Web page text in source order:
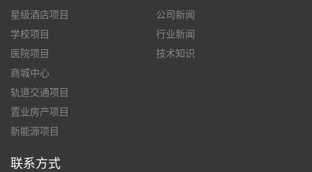
星级酒店项目
学校项目
医院项目
商城中心
轨道交通项目
置业房产项目
新能源项目
公司新闻
行业新闻
技术知识
联系方式